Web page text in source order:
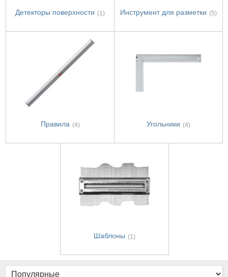
Детекторы поверхности (1) Инструмент для разметки (5)
Правила (4) Угольники (4)
Шаблоны (1)